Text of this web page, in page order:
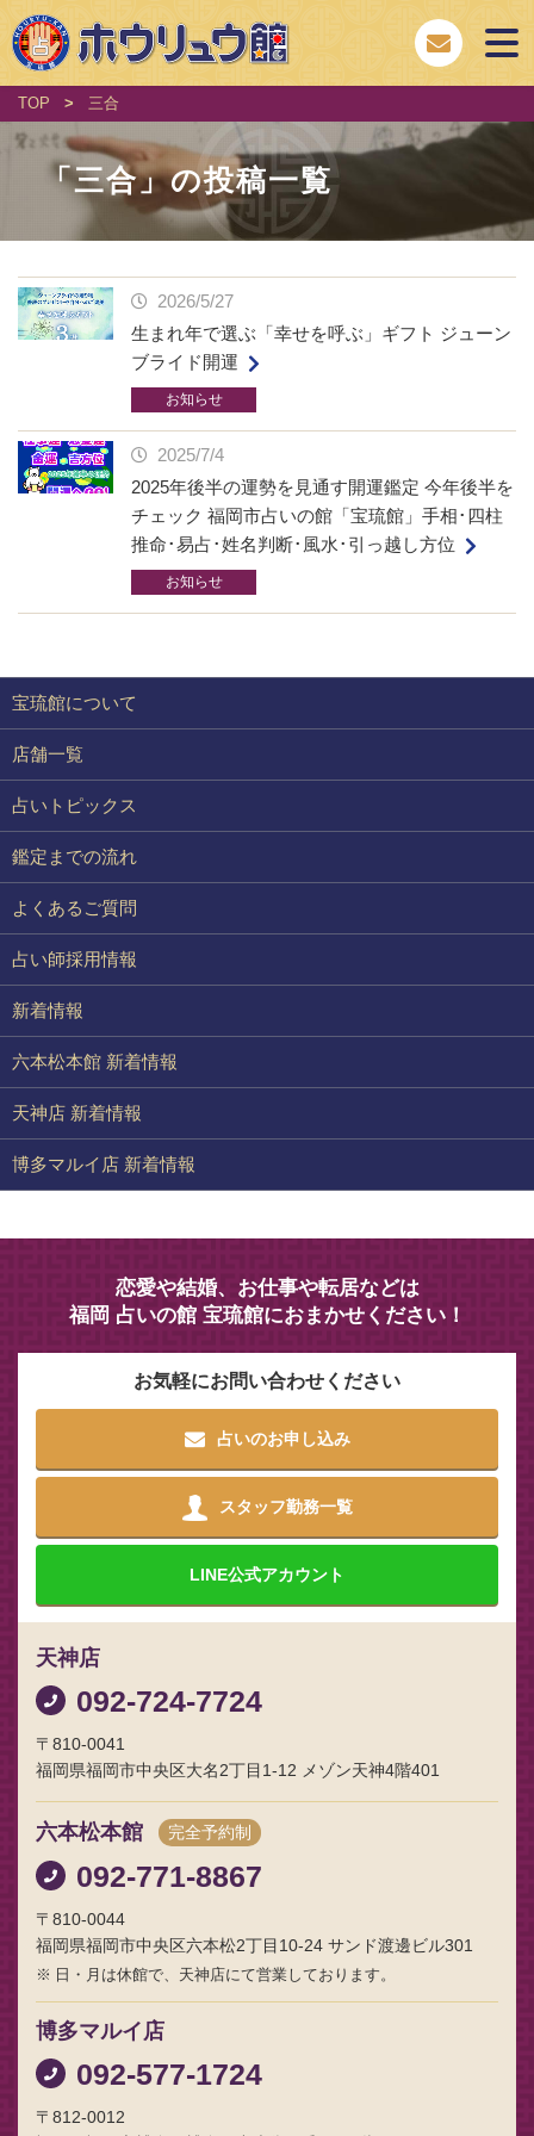
TOP > 三合
「三合」の投稿一覧
2026/5/27
生まれ年で選ぶ「幸せを呼ぶ」ギフト ジューン
ブライド開運
お知らせ
2025/7/4
2025年後半の運勢を見通す開運鑑定 今年後半を
チェック 福岡市占いの館「宝琉館」手相･四柱
推命･易占･姓名判断･風水･引っ越し方位
お知らせ
宝琉館について
店舗一覧
占いトピックス
鑑定までの流れ
よくあるご質問
占い師採用情報
新着情報
六本松本館 新着情報
天神店 新着情報
博多マルイ店 新着情報
恋愛や結婚、お仕事や転居などは
福岡 占いの館 宝琉館におまかせください！
お気軽にお問い合わせください
占いのお申し込み
スタッフ勤務一覧
LINE公式アカウント
天神店
092-724-7724
〒810-0041
福岡県福岡市中央区大名2丁目1-12 メゾン天神4階401
六本松本館 完全予約制
092-771-8867
〒810-0044
福岡県福岡市中央区六本松2丁目10-24 サンド渡邊ビル301
日・月は休館で、天神店にて営業しております。
博多マルイ店
092-577-1724
〒812-0012